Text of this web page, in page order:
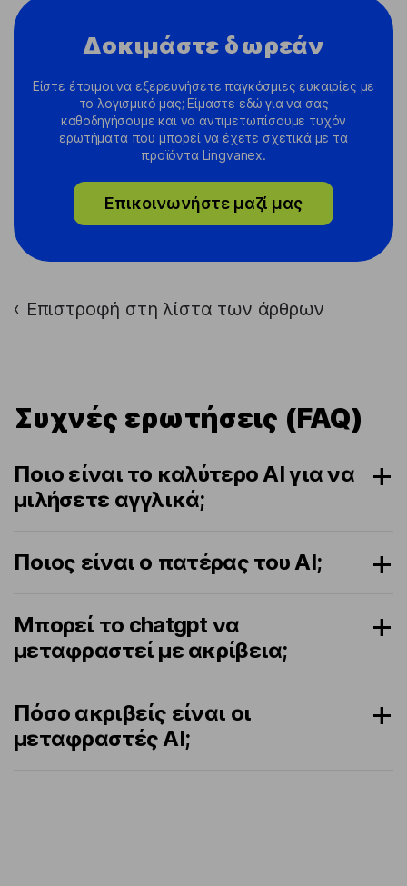
Δοκιμάστε δωρεάν
Είστε έτοιμοι να εξερευνήσετε παγκόσμιες ευκαιρίες με
το λογισμικό μας; Είμαστε εδώ για να σας
καθοδηγήσουμε και να αντιμετωπίσουμε τυχόν
ερωτήματα που μπορεί να έχετε σχετικά με τα
προϊόντα Lingvanex.
Επικοινωνήστε μαζί μας
› Επιστροφή στη λίστα των άρθρων
Συχνές ερωτήσεις (FAQ)
Ποιο είναι το καλύτερο AI για να
μιλήσετε αγγλικά;
Ποιος είναι ο πατέρας του AI;
Μπορεί το chatgpt να
μεταφραστεί με ακρίβεια;
Πόσο ακριβείς είναι οι
μεταφραστές AI;